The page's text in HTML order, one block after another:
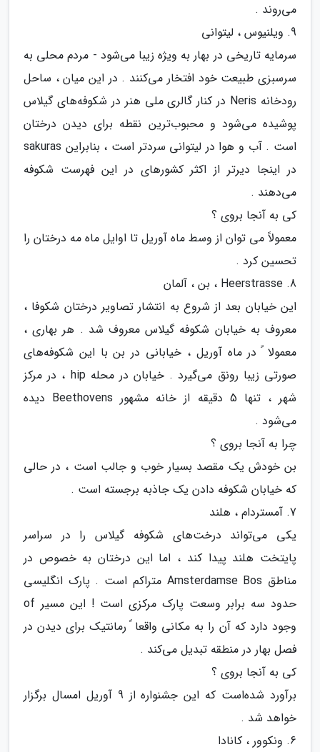
می‌روند .
9. ویلنیوس ، لیتوانی
سرمایه تاریخی در بهار به ویژه زیبا می‌شود - مردم محلی به
سرسبزی طبیعت خود افتخار می‌کنند . در این میان ، ساحل
رودخانه Neris در کنار گالری ملی هنر در شکوفه‌های گیلاس
پوشیده می‌شود و محبوب‌ترین نقطه برای دیدن درختان
است . آب و هوا در لیتوانی سردتر است ، بنابراین sakuras
در اینجا دیرتر از اکثر کشورهای در این فهرست شکوفه
می‌دهند .
کی به آنجا بروی ؟
معمولاً می ‌توان از وسط ماه آوریل تا اوایل ماه مه درختان را
تحسین کرد .
8. Heerstrasse ، بن ، آلمان
این خیابان بعد از شروع به انتشار تصاویر درختان شکوفا ،
معروف به خیابان شکوفه گیلاس معروف شد . هر بهاری ،
معمولا ً در ماه آوریل ، خیابانی در بن با این شکوفه‌های
صورتی زیبا رونق می‌گیرد . خیابان در محله hip ، در مرکز
شهر ، تنها 5 دقیقه از خانه مشهور Beethovens دیده
می‌شود .
چرا به آنجا بروی ؟
بن خودش یک مقصد بسیار خوب و جالب است ، در حالی
که خیابان شکوفه دادن یک جاذبه برجسته است .
7. آمستردام ، هلند
یکی می‌تواند درخت‌های شکوفه گیلاس را در سراسر
پایتخت هلند پیدا کند ، اما این درختان به خصوص در
مناطق Amsterdamse Bos متراکم است . پارک انگلیسی
حدود سه برابر وسعت پارک مرکزی است ! این مسیر of
وجود دارد که آن را به مکانی واقعا ً رمانتیک برای دیدن در
فصل بهار در منطقه تبدیل می‌کند .
کی به آنجا بروی ؟
برآورد شده‌است که این جشنواره از 9 آوریل امسال برگزار
خواهد شد .
6. ونکوور ، کانادا